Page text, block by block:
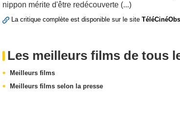
nippon mérite d'être redécouverte (...)
La critique complète est disponible sur le site TéléCinéObs
Les meilleurs films de tous
Meilleurs films
Meilleurs films selon la presse